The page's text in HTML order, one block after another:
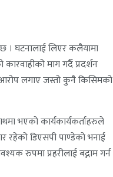
छ । घटनालाई लिएर कलैयामा
माग गर्दै प्रदर्शन
आरोप लगाए जस्तो कुनै किसिमको
भएको कार्यकार्यकर्ताहरुले
रहेको डिएसपी पाण्डेको भनाई
रुपमा प्रहरीलाई बद्नाम गर्न